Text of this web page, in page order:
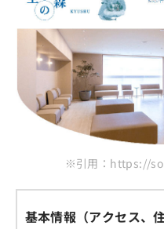
※引用：https://
基本情報（アクセス、